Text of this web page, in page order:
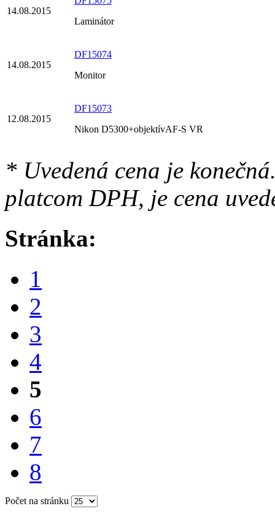
14.08.2015
Laminátor
14.08.2015
DF15074
Monitor
12.08.2015
DF15073
Nikon D5300+objektívAF-S VR
* Uvedená cena je
platcom DPH, je cena
Stránka:
1
2
3
4
5
6
7
8
Počet na stránku